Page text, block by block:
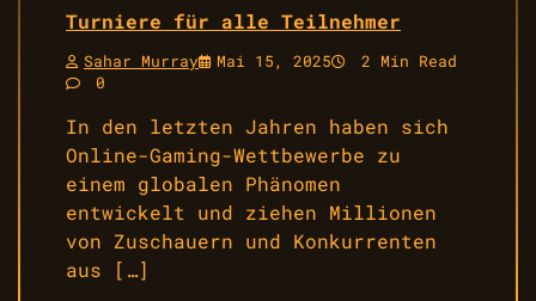
Turniere für alle Teilnehmer
Sahar Murray Mai 15, 2025
2 Min Read
0
In den letzten Jahren haben sich
Online-Gaming-Wettbewerbe zu
einem globalen Phänomen
entwickelt und ziehen Millionen
von Zuschauern und Konkurrenten
aus […]